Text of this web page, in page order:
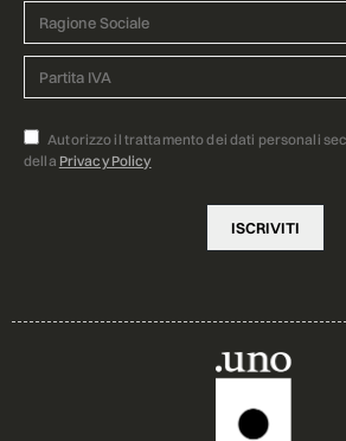
Autorizzo il trattamento dei dati personali
della Privacy Policy